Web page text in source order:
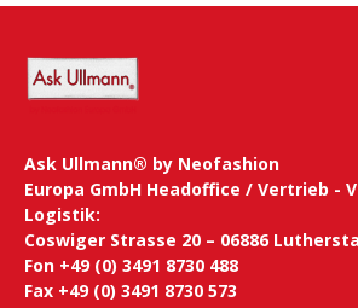
Ask Ullmann® by Neofashion
Europa GmbH Headoffice / Vertrieb -
Logistik:
Coswiger Strasse 20 – 06886
Fon +49 (0) 3491 8730 488
Fax +49 (0) 3491 8730 573